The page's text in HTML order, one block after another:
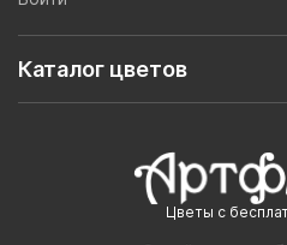
Цветы с
Каталог цветов